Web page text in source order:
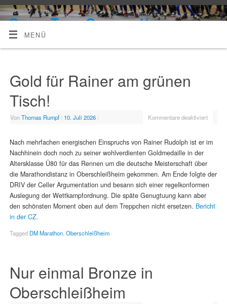
Skate-Team Celle e. V.
MENÜ
Gold für Rainer am grünen
Tisch!
VonThomas Rumpf | 10. Juli 2026 | Kommentare deaktiviert
Nach mehrfachen energischen Einspruchs von Rainer Rudolph ist er im
Nachhinein doch noch zu seiner wohlverdienten Goldmedaille in der
Altersklasse Ü80 für das Rennen um die deutsche Meisterschaft über
die Marathondistanz in Oberschleißheim gekommen. Am Ende folgte der
DRIV der Celler Argumentation und besann sich einer regelkonformen
Auslegung der Wettkampfordnung. Die späte Genugtuung kann aber
den schönsten Moment oben auf dem Treppchen nicht ersetzen. Bericht
in der CZ.
Tagged DM Marathon, Oberschleißheim
Nur einmal Bronze in
Oberschleißheim